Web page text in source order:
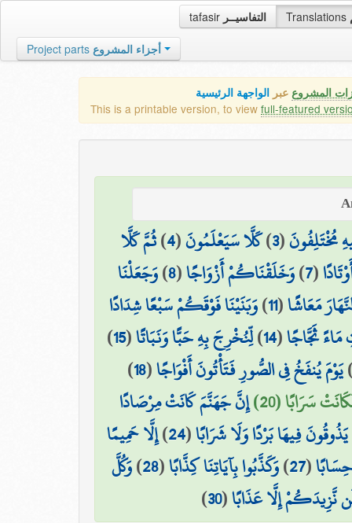
tafasir التفاسيــر Translations
Project parts أجزاء المشروع
المشروع عبر الواجهة الرئيسية
This is a printable version, to view full-featured
مُخْتَلِفُونَ(
3
)كَلَّا سَيَعْلَمُونَ(
4
)ثُمَّ كَلَّا
(
7
)وَخَلَقْنَاكُمْ أَزْوَاجًا(
8
)وَجَعَلْنَا
مَعَاشًا(
11
)وَبَنَيْنَا فَوْقَكُمْ سَبْعًا شِدَادًا
مَاءً ثَجَّاجًا(
14
)لِّنُخْرِجَ بِهِ حَبًّا وَنَبَاتًا(
15
)
يَوْمَ يُنفَخُ فِي الصُّورِ فَتَأْتُونَ أَفْوَاجًا(
18
)
سَرَابًا (20)
إِنَّ جَهَنَّمَ كَانَتْ مِرْصَادًا
فِيهَا بَرْدًا وَلَا شَرَابًا(
24
)إِلَّا حَمِيمًا
(
27
)وَكَذَّبُوا بِآيَاتِنَا كِذَّابًا(
28
)وَكُلَّ
نَّزِيدَكُمْ إِلَّا عَذَابًا(
30
)